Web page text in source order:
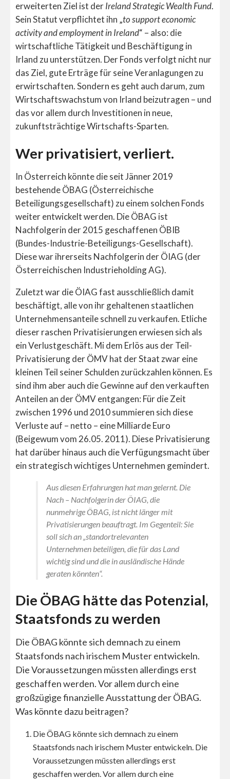
erweiterten Ziel ist derIreland Strategic Wealth Fund.
Sein Statut verpflichtet ihn „to support economic
activity and employment in Ireland“ – also: die
wirtschaftliche Tätigkeit und Beschäftigung in
Irland zu unterstützen. Der Fonds verfolgt nicht nur
das Ziel, gute Erträge für seine Veranlagungen zu
erwirtschaften. Sondern es geht auch darum, zum
Wirtschaftswachstum von Irland beizutragen – und
das vor allem durch Investitionen in neue,
zukunftsträchtige Wirtschafts-Sparten.
Wer privatisiert, verliert.
In Österreich könnte die seit Jänner 2019
bestehende ÖBAG (Österreichische
Beteiligungsgesellschaft) zu einem solchen Fonds
weiter entwickelt werden. Die ÖBAG ist
Nachfolgerin der 2015 geschaffenen ÖBIB
(Bundes-Industrie-Beteiligungs-Gesellschaft).
Diese war ihrerseits Nachfolgerin der ÖIAG (der
Österreichischen Industrieholding AG).
Zuletzt war die ÖIAG fast ausschließlich damit
beschäftigt, alle von ihr gehaltenen staatlichen
Unternehmensanteile schnell zu verkaufen. Etliche
dieser raschen Privatisierungen erwiesen sich als
ein Verlustgeschäft. Mi dem Erlös aus der Teil-
Privatisierung der ÖMV hat der Staat zwar eine
kleinen Teil seiner Schulden zurückzahlen können. Es
sind ihm aber auch die Gewinne auf den verkauften
Anteilen an der ÖMV entgangen: Für die Zeit
zwischen 1996 und 2010 summieren sich diese
Verluste auf – netto – eine Milliarde Euro
(Beigewum vom 26.05. 2011). Diese Privatisierung
hat darüber hinaus auch die Verfügungsmacht über
ein strategisch wichtiges Unternehmen gemindert.
Aus diesen Erfahrungen hat man gelernt. Die
Nach – Nachfolgerin der ÖIAG, die
nunmehrige ÖBAG, ist nicht länger mit
Privatisierungen beauftragt. Im Gegenteil: Sie
soll sich an „standortrelevanten
Unternehmen beteiligen, die für das Land
wichtig sind und die in ausländische Hände
geraten könnten“.
Die ÖBAG hätte das Potenzial,
Staatsfonds zu werden
Die ÖBAG könnte sich demnach zu einem
Staatsfonds nach irischem Muster entwickeln.
Die Voraussetzungen müssten allerdings erst
geschaffen werden. Vor allem durch eine
großzügige finanzielle Ausstattungder ÖBAG.
Was könnte dazu beitragen?
Die ÖBAG könnte sich demnach zu einem
Staatsfonds nach irischem Muster entwickeln. Die
Voraussetzungen müssten allerdings erst
geschaffen werden. Vor allem durch eine